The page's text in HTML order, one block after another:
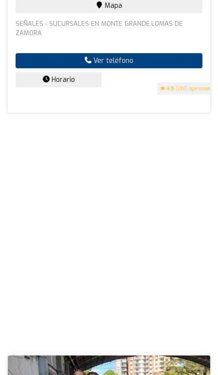
4.9 (200 opiniones)
Mapa
SEÑALES - SUCURSALES EN MONTE GRANDE,LOMAS DE
ZAMORA
Ver teléfono
Horario